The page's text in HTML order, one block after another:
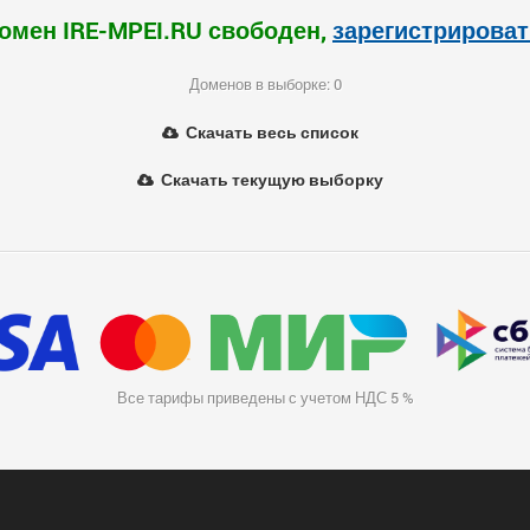
IRE-MPEI.RU свободен,
Доменов в выборке: 0
Скачать весь список
Скачать текущую выборку
Все тарифы приведены с учетом НДС 5 %